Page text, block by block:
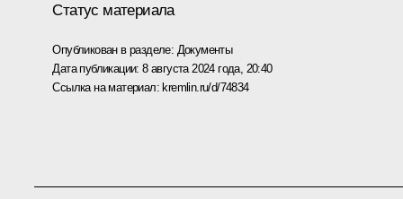
Статус материала
Опубликован в разделе: Документы
Дата публикации:8 августа 2024 года, 20:40
Ссылка на материал: kremlin.ru/d/74834